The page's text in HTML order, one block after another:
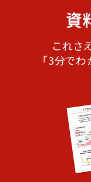
資
これさ
「3分で